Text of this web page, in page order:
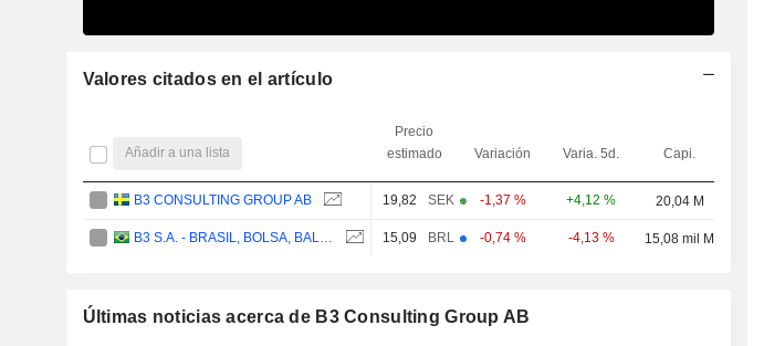
Valores citados en el artículo
Añadir a una lista
Precio
estimado
Variación Varia. 5d. Capi.
B3 CONSULTING GROUP AB 19,82 SEK -1,37 % +4,12 % 20,04 M
15,09 BRL -0,74 % -4,13 % 15,08 mil M
Últimas noticias acerca de B3 Consulting Group AB